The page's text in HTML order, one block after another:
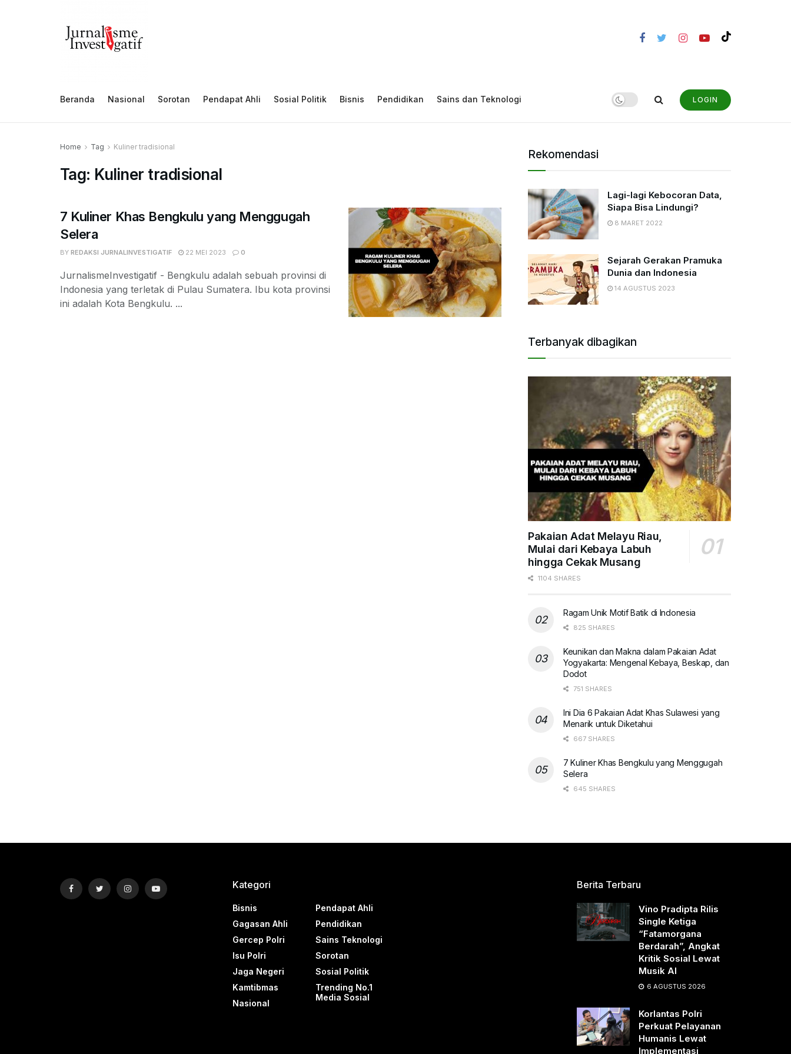
Beranda Nasional Sorotan Pendapat Ahli Sosial Politik Bisnis Pendidikan Sains dan Teknologi LOGIN
Home Tag Kuliner tradisional
Tag: Kuliner tradisional
7 Kuliner Khas Bengkulu yang Menggugah
Selera
BY REDAKSI JURNALINVESTIGATIF 22 MEI 2023 0
JurnalismeInvestigatif - Bengkulu adalah sebuah provinsi di
Indonesia yang terletak di Pulau Sumatera. Ibu kota provinsi
ini adalah Kota Bengkulu. ...
Rekomendasi
Lagi-lagi Kebocoran Data,
Siapa Bisa Lindungi?
8 MARET 2022
Sejarah Gerakan Pramuka
Dunia dan Indonesia
14 AGUSTUS 2023
Terbanyak dibagikan
Pakaian Adat Melayu Riau,
Mulai dari Kebaya Labuh
hingga Cekak Musang
1104 SHARES
Ragam Unik Motif Batik di Indonesia
825 SHARES
Keunikan dan Makna dalam Pakaian Adat
Yogyakarta: Mengenal Kebaya, Beskap, dan
Dodot
751 SHARES
Ini Dia 6 Pakaian Adat Khas Sulawesi yang
Menarik untuk Diketahui
667 SHARES
7 Kuliner Khas Bengkulu yang Menggugah
Selera
645 SHARES
Kategori
Bisnis
Gagasan Ahli
Gercep Polri
Isu Polri
Jaga Negeri
Kamtibmas
Nasional
Pendapat Ahli
Pendidikan
Sains Teknologi
Sorotan
Sosial Politik
Trending No.1
Media Sosial
Berita Terbaru
Vino Pradipta Rilis
Single Ketiga
“Fatamorgana
Berdarah”, Angkat
Kritik Sosial Lewat
Musik AI
6 AGUSTUS 2026
Korlantas Polri
Perkuat Pelayanan
Humanis Lewat
Implementasi